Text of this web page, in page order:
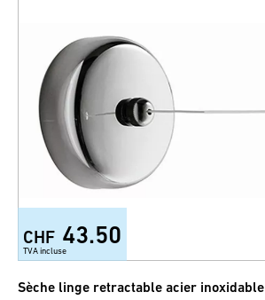
CHF 43.50
TVA incluse
Sèche linge retractable acier inoxidable